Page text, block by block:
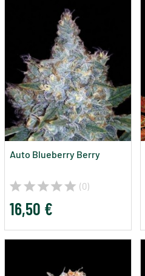
Auto Blueberry Berry
(0)
16,50 €